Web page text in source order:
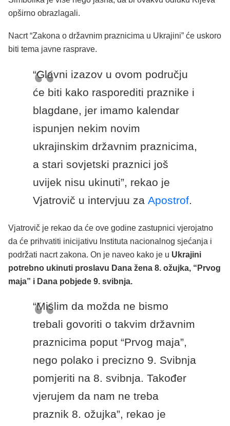
opširno obrazlagali.
Nacrt “Zakona o državnim praznicima u Ukrajini” će uskoro
biti tema javne rasprave.
“Glavni izazov u ovom području
će biti kako rasporediti praznike i
blagdane, jer imamo kalendar
ispunjen nekim novim
ukrajinskim državnim praznicima,
a stari sovjetski praznici još
uvijek nisu ukinuti”, rekao je
Vjatrovič u intervjuu za Apostrof.
Vjatrovič je rekao da će ove godine zastupnici vjerojatno
da će prihvatiti inicijativu Instituta nacionalnog sjećanja i
podržati nacrt zakona. On je naveo kako je u Ukrajini
potrebno ukinuti proslavu Dana žena 8. ožujka, “Prvog
maja” i Dana pobjede 9. svibnja.
“Mislim da možda ne bismo
trebali govoriti o takvim državnim
praznicima poput “Prvog maja”,
nego polako i precizno 9. Svibnja
pomjeriti na 8. svibnja. Također
vjerujem da nam ne treba
praznik 8. ožujka”, rekao je